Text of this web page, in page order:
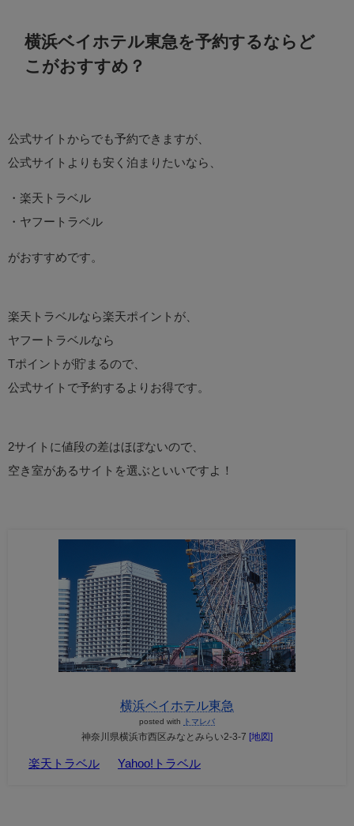
横浜ベイホテル東急を予約するならど
こがおすすめ？
公式サイトからでも予約できますが、
公式サイトよりも安く泊まりたいなら、
・楽天トラベル
・ヤフートラベル
がおすすめです。
楽天トラベルなら楽天ポイントが、
ヤフートラベルなら
Tポイントが貯まるので、
公式サイトで予約するよりお得です。
2サイトに値段の差はほぼないので、
空き室があるサイトを選ぶといいですよ！
横浜ベイホテル東急
posted with トマレバ
神奈川県横浜市西区みなとみらい2-3-7 [地図]
楽天トラベル Yahoo!トラベル